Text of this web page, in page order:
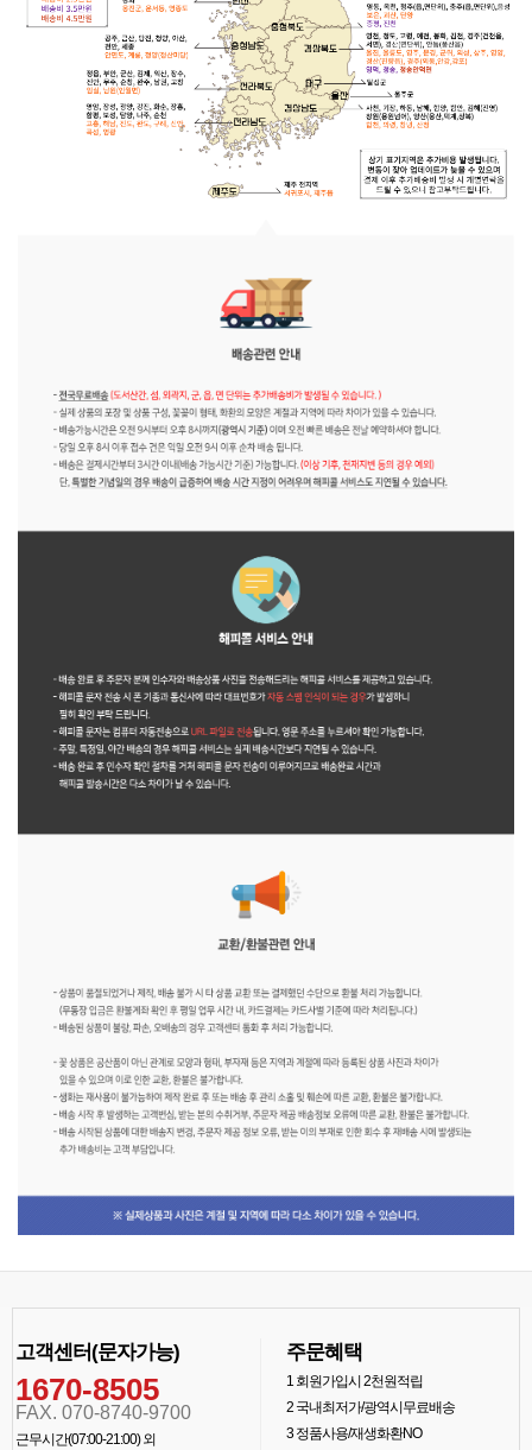
고객센터(문자가능)
1670-8505
FAX. 070-8740-9700
근무시간(07:00-21:00) 외
주문혜택
1회원가입시 2천원적립
2국내최저가/광역시무료배송
3정품사용/재생화환NO